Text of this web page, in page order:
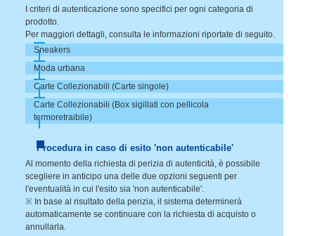
I criteri di autenticazione sono specifici per ogni categoria di
prodotto.
Per maggiori dettagli, consulta le informazioni riportate di seguito.
Sneakers
Moda urbana
Carte Collezionabili (Carte singole)
Carte Collezionabili (Box sigillati con pellicola
termoretraibile)
Procedura in caso di esito 'non autenticabile'
Al momento della richiesta di perizia di autenticità, è possibile
scegliere in anticipo una delle due opzioni seguenti per
l'eventualità in cui l'esito sia 'non autenticabile'.
※ In base al risultato della perizia, il sistema determinerà
automaticamente se continuare con la richiesta di acquisto o
annullarla.